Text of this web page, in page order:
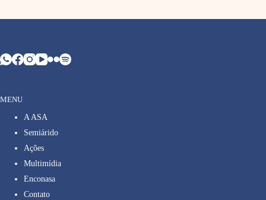
MENU
A ASA
Semiárido
Ações
Multimídia
Enconasa
Contato